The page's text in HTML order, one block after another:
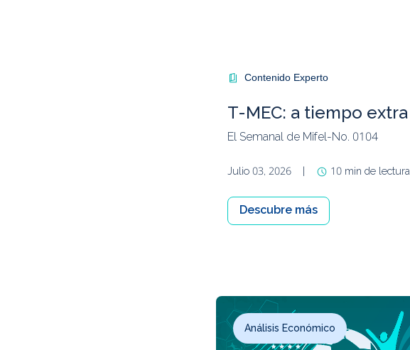
Contenido Experto
T-MEC: a tiempo extra
El Semanal de Mifel-No. 0104
Julio 03, 2026 | 10 min de lectura
Descubre más
Análisis Económico